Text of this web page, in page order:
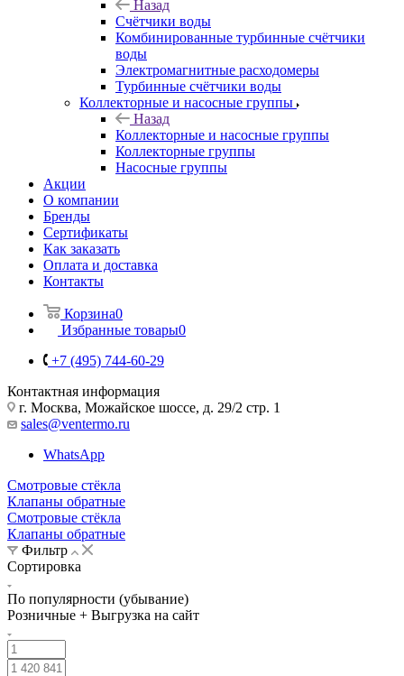
Назад
Счётчики воды
Комбинированные турбинные счётчики
воды
Электромагнитные расходомеры
Турбинные счётчики воды
Коллекторные и насосные группы
Назад
Коллекторные и насосные группы
Коллекторные группы
Насосные группы
Акции
О компании
Бренды
Сертификаты
Как заказать
Оплата и доставка
Контакты
Корзина0
Избранные товары0
+7 (495) 744-60-29
Контактная информация
г. Москва, Можайское шоссе, д. 29/2 стр. 1
sales@ventermo.ru
WhatsApp
Смотровые стёкла
Клапаны обратные
Смотровые стёкла
Клапаны обратные
Фильтр
Сортировка
По популярности (убывание)
Розничные + Выгрузка на сайт